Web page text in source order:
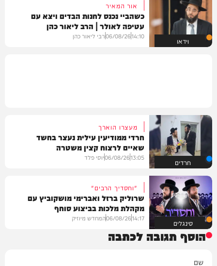
וידאו
אור המאיר
כשהביי נכנס לחנות הבדים ויצא עם
עטיפה לאולר | הרב ליאור כהן
14:10
06/08/26רבי ליאור כהן
חרדים
מעצרו הוארך
חרדי ממודיעין עילית נעצר בחשד
שאיים לרצוח קצין משטרה
13:05
06/08/26יוסי פלד
סינגלים
"וחסדיך הרבים"
שרוליק ברזל ואברימי מושקוביץ עם
מקהלת מלכות בביצוע סוחף
14:17
06/08/26המחדש מיוזיק
הוסף תגובה לכתבה